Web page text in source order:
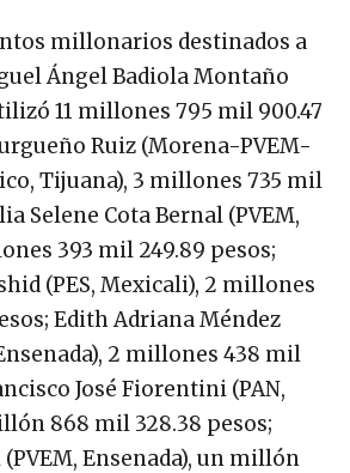
millonarios destinados a
Ángel Badiola Montaño
11 millones 795 mil 900.47
Ruiz (Morena-PVEM-
Tijuana), 3 millones 735 mil
Selene Cota Bernal (PVEM,
393 mil 249.89 pesos;
(PES, Mexicali), 2 millones
Edith Adriana Méndez
2 millones 438 mil
José Fiorentini (PAN,
868 mil 328.38 pesos;
Ensenada), un millón